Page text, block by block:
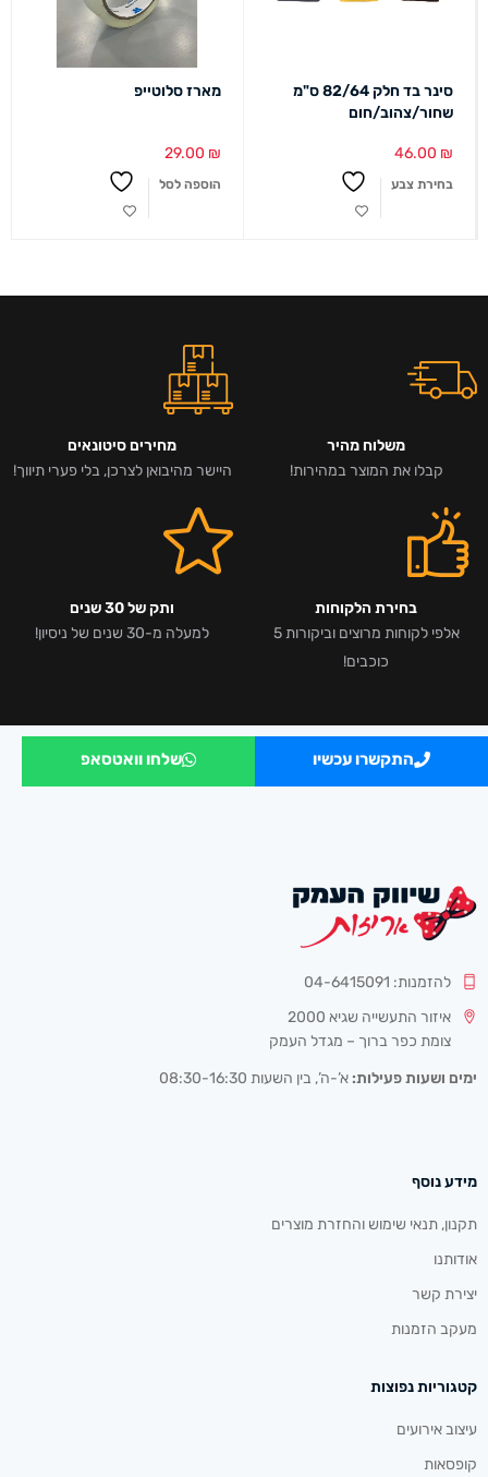
סינר בד חלק 82/64 ס"מ
שחור/צהוב/חום
46.00 ₪
בחירת צבע
מארז סלוטייפ
29.00 ₪
הוספה לסל
משלוח מהיר
קבלו את המוצר במהירות!
מחירים סיטונאים
היישר מהיבואן לצרכן, בלי פערי תיווך!
בחירת הלקוחות
אלפי לקוחות מרוצים וביקורות 5
כוכבים!
ותק של 30 שנים
למעלה מ-30 שנים של ניסיון!
התקשרו עכשיו שלחו וואטסאפ
להזמנות: 04-6415091
איזור התעשייה שגיא 2000
צומת כפר ברוך – מגדל העמק
ימים ושעות פעילות: א’-ה’, בין השעות 08:30-16:30
מידע נוסף
תקנון, תנאי שימוש והחזרת מוצרים
אודותנו
יצירת קשר
מעקב הזמנות
קטגוריות נפוצות
עיצוב אירועים
קופסאות